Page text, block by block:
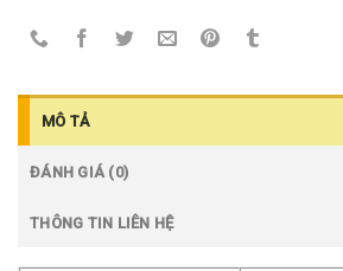
MÔ TẢ
ĐÁNH GIÁ (0)
THÔNG TIN LIÊN HỆ